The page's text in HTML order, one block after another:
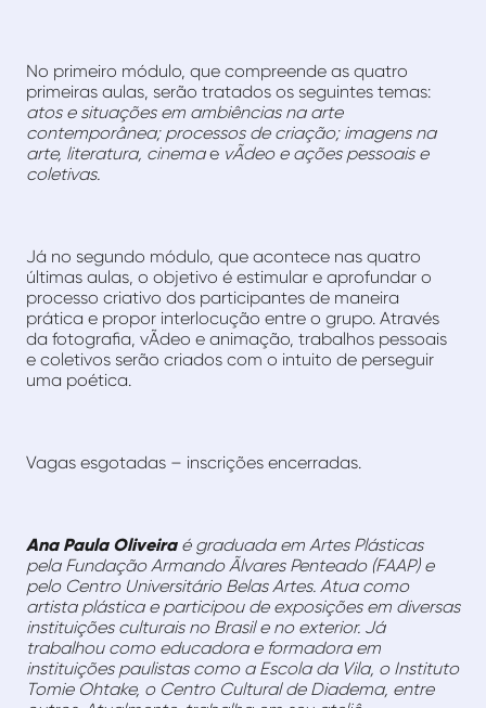
No primeiro módulo, que compreende as quatro
primeiras aulas, serão tratados os seguintes temas:
atos e situações em ambiências na arte
contemporânea; processos de criação; imagens na
arte, literatura, cinemae vÃ­deo e ações pessoais e
coletivas.
Já no segundo módulo, que acontece nas quatro
últimas aulas, o objetivo é estimular e aprofundar o
processo criativo dos participantes de maneira
prática e propor interlocução entre o grupo. Através
da fotografia, vÃ­deo e animação, trabalhos pessoais
e coletivos serão criados com o intuito de perseguir
uma poética.
Vagas esgotadas – inscrições encerradas.
Ana Paula Oliveiraé graduada em Artes Plásticas
pela Fundação Armando Ãlvares Penteado (FAAP) e
pelo Centro Universitário Belas Artes. Atua como
artista plástica e participou de exposições em diversas
instituições culturais no Brasil e no exterior. Já
trabalhou como educadora e formadora em
instituições paulistas como a Escola da Vila, o Instituto
Tomie Ohtake, o Centro Cultural de Diadema, entre